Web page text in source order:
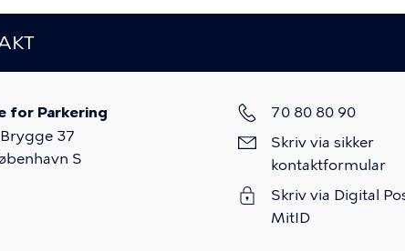
for Parkering
37
S
Telefon
70 80 80 90
Skriv
via
sikker
kontaktformular
Skriv via sikker
kontaktformular
Skriv via Digital
MitID